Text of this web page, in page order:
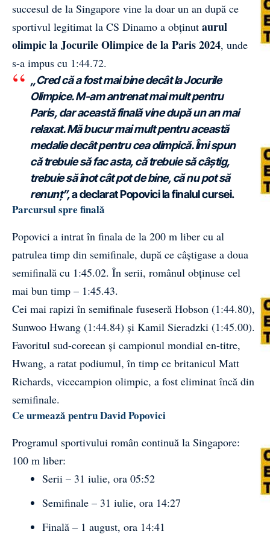
succesul de la Singapore vine la doar un an după ce
sportivul legitimat la CS Dinamo a obținut aurul
olimpic la Jocurile Olimpice de la Paris 2024, unde
s-a impus cu 1:44.72.
„Cred că a fost mai bine decât la Jocurile
Olimpice. M-am antrenat mai mult pentru
Paris, dar această finală vine după un an mai
relaxat.Mă bucur mai mult pentru această
medalie decât pentru cea olimpică.Îmi spun
că trebuie să fac asta, că trebuie să câștig,
trebuie să înot cât pot de bine, că nu pot să
renunț”,a declarat Popovici la finalul cursei.
Parcursul spre finală
Popovici a intrat în finala de la 200 m liber cu al
patrulea timp din semifinale, după ce câștigase a doua
semifinală cu 1:45.02. În serii, românul obținuse cel
mai bun timp – 1:45.43.
Cei mai rapizi în semifinale fuseseră Hobson (1:44.80),
Sunwoo Hwang (1:44.84) și Kamil Sieradzki (1:45.00).
Favoritul sud-coreean și campionul mondial en-titre,
Hwang, a ratat podiumul, în timp ce britanicul Matt
Richards, vicecampion olimpic, a fost eliminat încă din
semifinale.
Ce urmează pentru David Popovici
Programul sportivului român continuă la Singapore:
100 m liber:
Serii – 31 iulie, ora 05:52
Semifinale – 31 iulie, ora 14:27
Finală – 1 august, ora 14:41